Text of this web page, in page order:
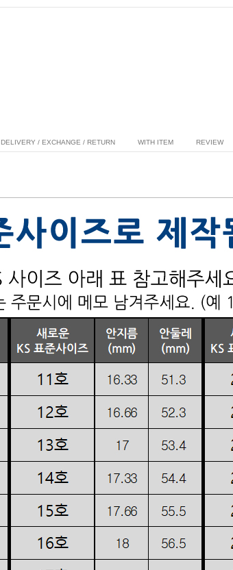
DELIVERY / EXCHANGE / RETURN WITH ITEM REVIEW